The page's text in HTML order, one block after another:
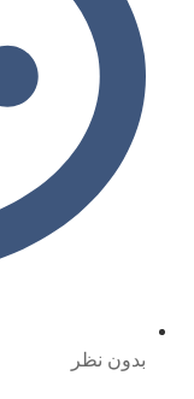
بدون نظر